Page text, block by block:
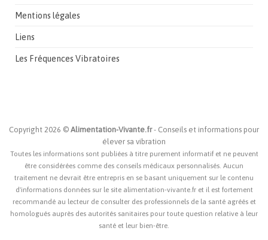
Mentions légales
Liens
Les Fréquences Vibratoires
Copyright 2026 © Alimentation-Vivante.fr- Conseils et informations pour
élever sa vibration
Toutes les informations sont publiées à titre purement informatif et ne peuvent
être considérées comme des conseils médicaux personnalisés. Aucun
traitement ne devrait être entrepris en se basant uniquement sur le contenu
d'informations données sur le site alimentation-vivante.fr et il est fortement
recommandé au lecteur de consulter des professionnels de la santé agréés et
homologués auprès des autorités sanitaires pour toute question relative à leur
santé et leur bien-être.